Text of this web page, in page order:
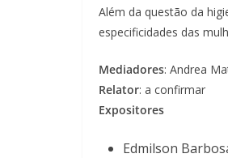
Além da questão da
especificidades das
Mediadores: Andrea
Relator: a confirmar
Expositores
Edmilson